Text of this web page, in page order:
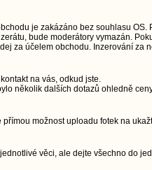
je zakázáno bez souhlasu
bude moderátory vymazán.
za účelem obchodu. Inzerování
na vás, odkud jste.
několik dalších dotazů ohledně
možnost uploadu fotek na
věci, ale dejte všechno do